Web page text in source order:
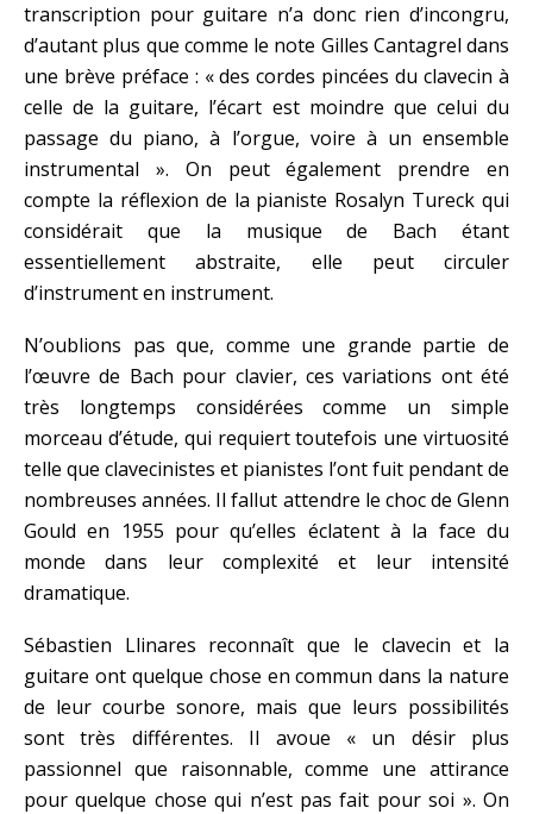
transcription pour guitare n’a donc rien d’incongru,
d’autant plus que comme le note Gilles Cantagrel dans
une brève préface : « des cordes pincées du clavecin à
celle de la guitare, l’écart est moindre que celui du
passage du piano, à l’orgue, voire à un ensemble
instrumental ». On peut également prendre en
compte la réflexion de la pianiste Rosalyn Tureck qui
considérait que la musique de Bach étant
essentiellement abstraite, elle peut circuler
d’instrument en instrument.
N’oublions pas que, comme une grande partie de
l’œuvre de Bach pour clavier, ces variations ont été
très longtemps considérées comme un simple
morceau d’étude, qui requiert toutefois une virtuosité
telle que clavecinistes et pianistes l’ont fuit pendant de
nombreuses années. Il fallut attendre le choc de Glenn
Gould en 1955 pour qu’elles éclatent à la face du
monde dans leur complexité et leur intensité
dramatique.
Sébastien Llinares reconnaît que le clavecin et la
guitare ont quelque chose en commun dans la nature
de leur courbe sonore, mais que leurs possibilités
sont très différentes. Il avoue « un désir plus
passionnel que raisonnable, comme une attirance
pour quelque chose qui n’est pas fait pour soi ». On